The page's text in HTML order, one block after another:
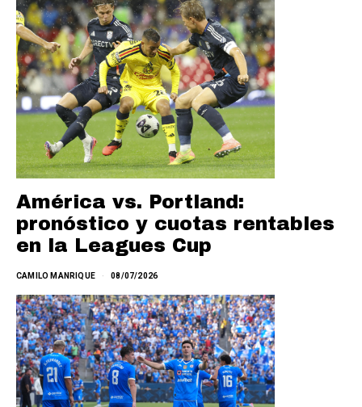
América vs. Portland:
pronóstico y cuotas rentables
en la Leagues Cup
CAMILO MANRIQUE 08/07/2026